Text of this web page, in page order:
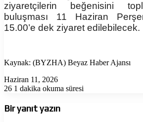
ziyaretçilerin beğenisini
buluşması 11 Haziran
15.00’e dek ziyaret edilebilecek.
Kaynak: (BYZHA) Beyaz Haber Ajansı
Haziran 11, 2026
26 1 dakika okuma süresi
Bir yanıt yazın